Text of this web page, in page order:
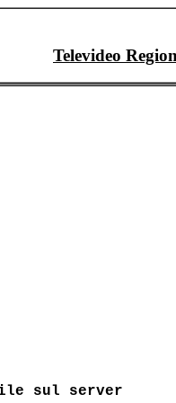
Televideo
sul server